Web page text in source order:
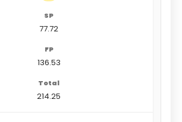
77.72
136.53
214.25